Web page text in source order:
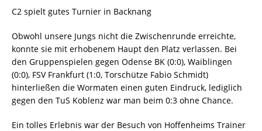
C2 spielt gutes Turnier in Backnang
Obwohl unsere Jungs nicht die Zwischenrunde erreichte,
konnte sie mit erhobenem Haupt den Platz verlassen. Bei
den Gruppenspielen gegen Odense BK (0:0), Waiblingen
(0:0), FSV Frankfurt (1:0, Torschütze Fabio Schmidt)
hinterließen die Wormaten einen guten Eindruck, lediglich
gegen den TuS Koblenz war man beim 0:3 ohne Chance.
Ein tolles Erlebnis war der Besuch von Hoffenheims Trainer